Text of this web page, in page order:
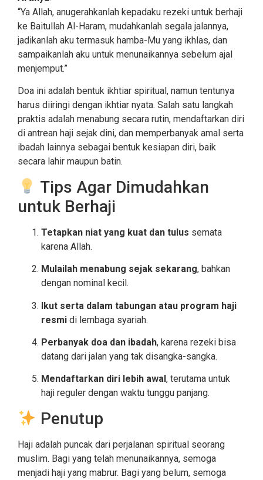
“Ya Allah, anugerahkanlah kepadaku rezeki untuk berhaji
ke Baitullah Al-Haram, mudahkanlah segala jalannya,
jadikanlah aku termasuk hamba-Mu yang ikhlas, dan
sampaikanlah aku untuk menunaikannya sebelum ajal
menjemput.”
Doa ini adalah bentuk ikhtiar spiritual, namun tentunya
harus diiringi dengan ikhtiar nyata. Salah satu langkah
praktis adalah menabung secara rutin, mendaftarkan diri
di antrean haji sejak dini, dan memperbanyak amal serta
ibadah lainnya sebagai bentuk kesiapan diri, baik
secara lahir maupun batin.
Tips Agar Dimudahkan
untuk Berhaji
Tetapkan niat yang kuat dan tulus semata
karena Allah.
Mulailah menabung sejak sekarang, bahkan
dengan nominal kecil.
Ikut serta dalam tabungan atau program haji
resmi di lembaga syariah.
Perbanyak doa dan ibadah, karena rezeki bisa
datang dari jalan yang tak disangka-sangka.
Mendaftarkan diri lebih awal , terutama untuk
haji reguler dengan waktu tunggu panjang.
Penutup
Haji adalah puncak dari perjalanan spiritual seorang
muslim. Bagi yang telah menunaikannya, semoga
menjadi haji yang mabrur. Bagi yang belum, semoga